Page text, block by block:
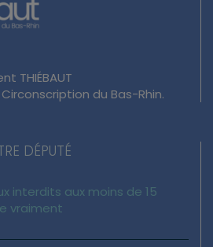
THIÉBAUT
du Bas-Rhin.
DÉPUTÉ
interdits aux moins de 15
vraiment